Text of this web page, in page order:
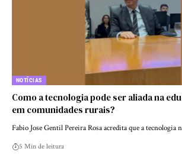
NOTÍCIAS
Como a tecnologia pode ser aliada na
em comunidades rurais?
Fabio Jose Gentil Pereira Rosa acredita que a tecnologia
5 Min de leitura